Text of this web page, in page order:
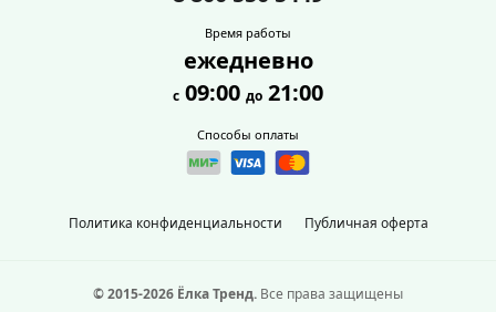
Политика конфиденциальности Публичная оферта
Время работы
ежедневно
с 09:00 до 21:00
Способы оплаты
© 2015-2026 Ёлка Тренд. Все права защищены